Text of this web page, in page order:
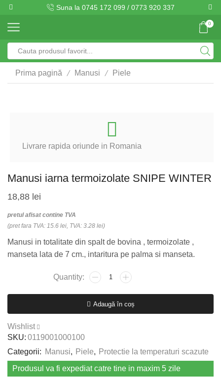
Suna la 0745 172 099 / 0773 920 337
0
Prima pagină / Manusi / Piele
Livrare rapida oriunde in Romania
Manusi iarna termoizolate SNIPE WINTER
18,88 lei
pretul afisat contine TVA
(pret fara TVA: 15.6 lei, TVA: 3.28 lei)
Manusi in totalitate din spalt de bovina , termoizolate ,
manseta lata de 7 cm., intaritura pe palma si manseta.
Cantitate
termoizolate
Adaugă în coș
Wishlist
SKU: 0119001000100
Categorii: Manusi, Piele, Protectie la temperaturi scazute
Produsul va fi expediat catre tine in maxim 5 zile